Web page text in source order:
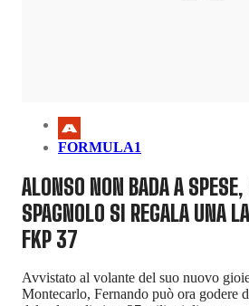
FORMULA1
ALONSO NON BADA A
SPAGNOLO SI REGALA UNA
FKP 37
Avvistato al volante del suo nuovo
Montecarlo, Fernando può ora godere